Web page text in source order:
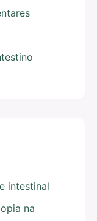
intestinal
na